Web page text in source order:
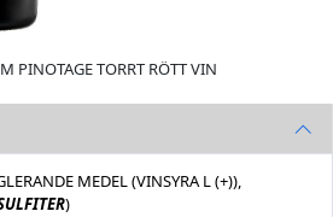
PINOTAGE TORRT RÖTT VIN
MEDEL (VINSYRA L (+)),
)